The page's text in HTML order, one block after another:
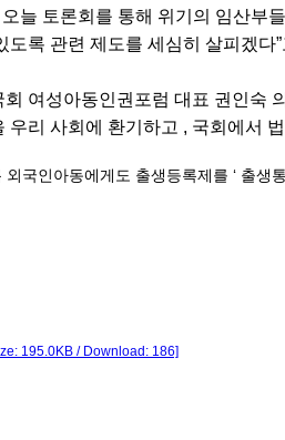
늘 토론회를 통해 위기의 임산부
도록 관련 제도를 세심히 살피겠다
여성아동인권포럼 대표 권인숙
우리 사회에 환기하고 , 국회에서
국인아동에게도 출생등록제를 ‘ 출
195.0KB / Download: 186]